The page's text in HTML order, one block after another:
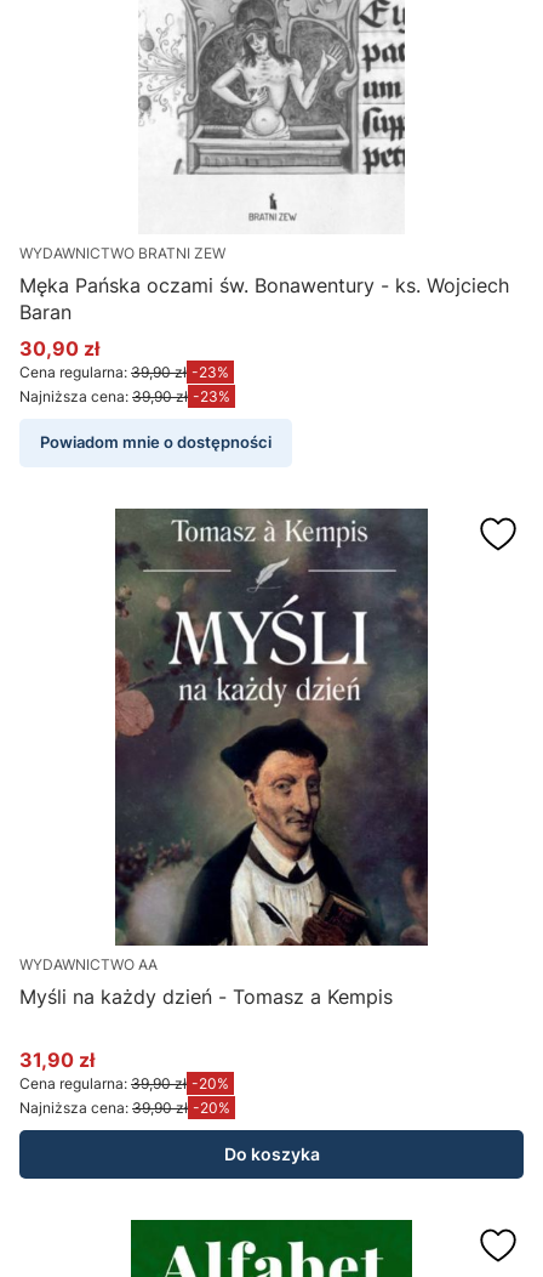
WYDAWNICTWO BRATNI ZEW
Męka Pańska oczami św. Bonawentury - ks. Wojciech
Baran
Cena promocyjna
30,90 zł
Cena regularna: 39,90 zł -23%
Najniższa cena: 39,90 zł -23%
Powiadom mnie o dostępności
WYDAWNICTWO AA
Myśli na każdy dzień - Tomasz a Kempis
Cena promocyjna
31,90 zł
Cena regularna: 39,90 zł -20%
Najniższa cena: 39,90 zł -20%
Do koszyka